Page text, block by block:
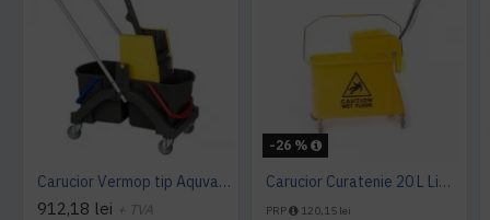
Carucior Vermop tip Aquva, 2*17L cu storcator
912,18 lei + TVA
-26 %
Carucior Curatenie 20 L Limpio, 3.0 kg, 46x27x29cm
PRP 120,15 lei